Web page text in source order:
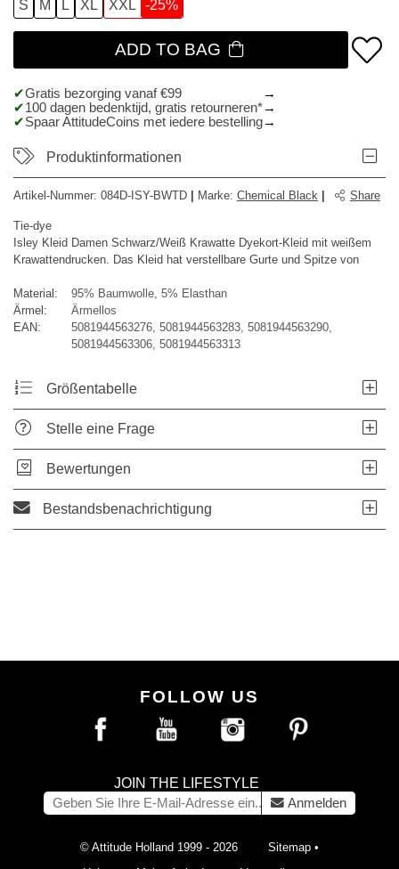
S
M L XL XXL -25%
ADD TO BAG
Gratis bezorging vanaf €99
100 dagen bedenktijd, gratis retourneren*
Spaar AttitudeCoins met iedere bestelling
Produktinformationen
Artikel-Nummer: 084D-ISY-BWTD Marke: Chemical Black Share
Tie-dye
Isley Kleid Damen Schwarz/Weiß Krawatte Dyekort-Kleid mit weißem
Krawattendrucken. Das Kleid hat verstellbare Gurte und Spitze von
Material:
95% Baumwolle, 5% Elasthan
Ärmel:
Ärmellos
EAN:
5081944563276, 5081944563283, 5081944563290,
5081944563306, 5081944563313
Größentabelle
Stelle eine Frage
Bewertungen
Bestandsbenachrichtigung
FOLLOW US
JOIN THE LIFESTYLE
Anmelden
© Attitude Holland 1999 - 2026 Sitemap •